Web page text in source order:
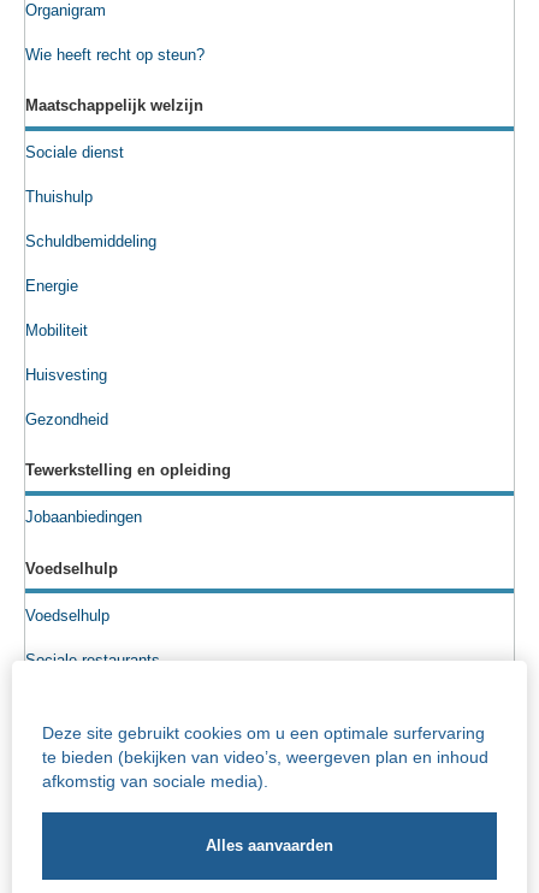
Deze site gebruikt cookies om u een optimale surfervaring
te bieden (bekijken van video’s, weergeven plan en inhoud
afkomstig van sociale media).
Organigram
Wie heeft recht op steun?
Maatschappelijk welzijn
Sociale dienst
Thuishulp
Schuldbemiddeling
Energie
Mobiliteit
Huisvesting
Gezondheid
Tewerkstelling en opleiding
Jobaanbiedingen
Voedselhulp
Voedselhulp
Sociale restaurants
Sociale kruidenier